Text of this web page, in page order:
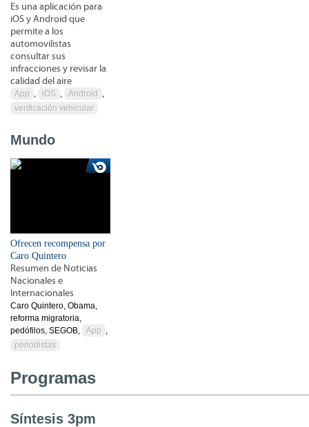
Es una aplicación para
iOS y Android que
permite a los
automovilistas
consultar sus
infracciones y revisar la
calidad del aire
App , iOS , Android
,
verificación vehicular
Mundo
Ofrecen recompensa por
Caro Quintero
Resumen de Noticias
Nacionales e
Internacionales
Caro Quintero, Obama,
reforma migratoria,
pedófilos, SEGOB,
App ,
periodistas
Programas
Síntesis 3pm